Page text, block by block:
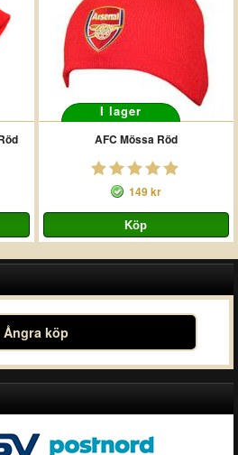
I lager
AFC Mössa Röd
149 kr
Ångra köp